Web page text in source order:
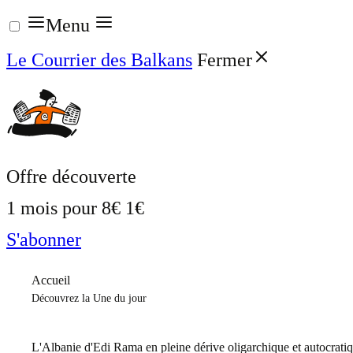
Aller
au
contenu
Menu
Le Courrier des Balkans Fermer
Offre découverte
1 mois pour 8€ 1€
S'abonner
Accueil
Découvrez la Une du jour
L'Albanie d'Edi Rama en pleine dérive oligarchique et